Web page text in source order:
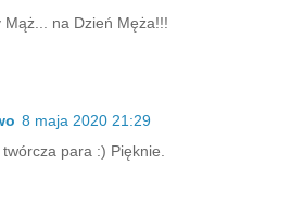
na Dzień Męża!!!
8 maja 2020 21:29
para :) Pięknie.